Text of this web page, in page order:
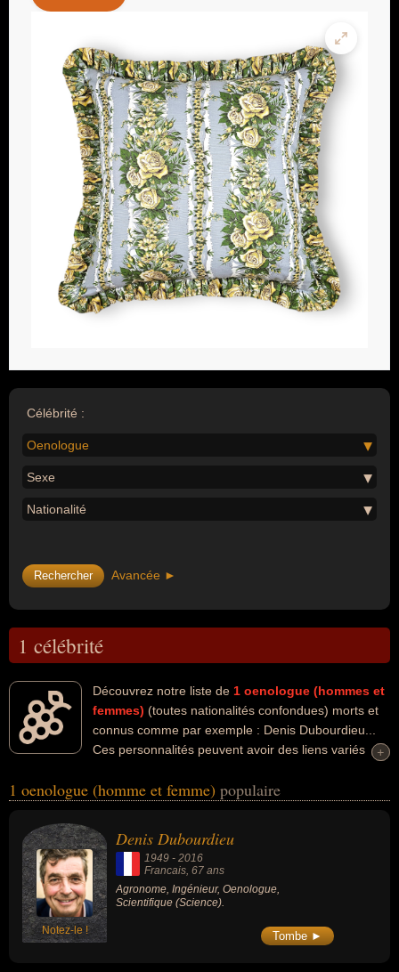
Célébrité :
Oenologue
Sexe
Nationalité
Avancée ►
1 célébrité
Découvrez notre liste de 1 oenologue (hommes et
femmes) (toutes nationalités confondues) morts et
connus comme par exemple : Denis Dubourdieu...
Ces personnalités peuvent avoir des liens variés
également avoir été agronome, ingénieur ou scientifique. En ce qui
avoir été francais par exemple.
+
+
1 oenologue (homme et femme) populaire
Notez-le !
Denis Dubourdieu
1949 - 2016
Francais, 67 ans
Agronome, Ingénieur, Oenologue,
Scientifique (Science).
Tombe ►